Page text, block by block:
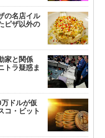
の名店イル
ピザ以外の
家と関係
トラ疑惑ま
ドルが仮
コ・ビット